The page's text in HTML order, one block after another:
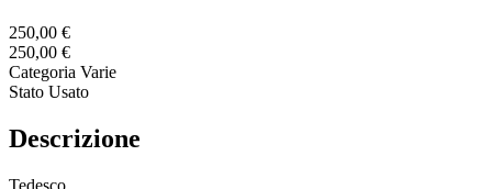
250,00 €
250,00 €
Categoria Varie
Stato Usato
Descrizione
Tedesco